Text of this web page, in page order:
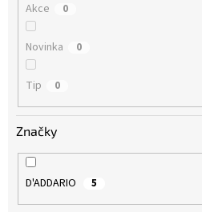
Akce 0
Novinka 0
Tip 0
Značky
D'ADDARIO 5